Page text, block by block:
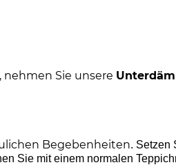
Sie unsere
Begebenheiten. Setzen
Sie mit einem normalen